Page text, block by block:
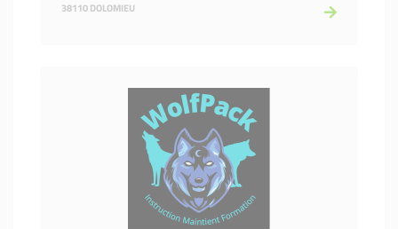
38110 DOLOMIEU